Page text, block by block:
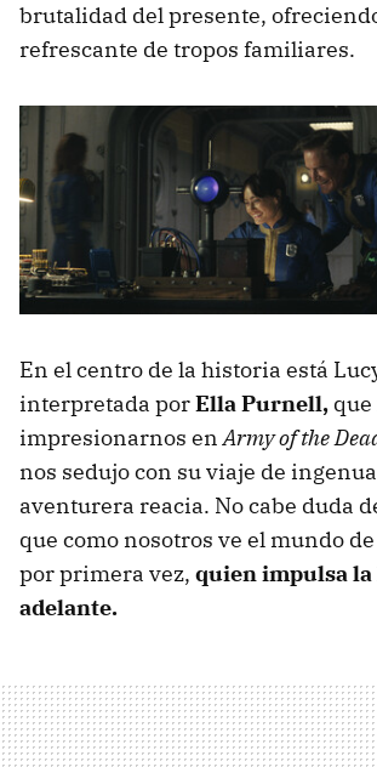
brutalidad del presente,
refrescante de tropos familiares.
En el centro de la historia está
interpretada porElla Purnell,
impresionarnos enArmy of the
nos sedujo con su viaje de ingenua
aventurera reacia. No cabe duda
que como nosotros ve el mundo
por primera vez, quien impulsa
adelante.